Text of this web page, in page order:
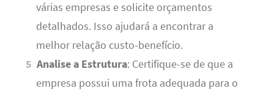
várias empresas e solicite orçamentos
detalhados. Isso ajudará a encontrar a
melhor relação custo-benefício.
Analise a Estrutura: Certifique-se de que a
empresa possui uma frota adequada para o